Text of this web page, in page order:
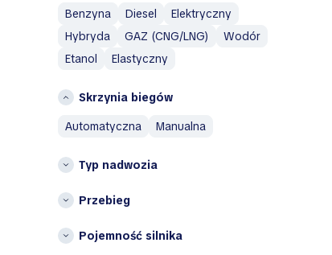
AMC
Aston Martin
Austin
Avatr
B
Bentley
Bestune
Bugatti
Litwa
Niemcy
Polska
Inne
Benzyna
Diesel
Elektryczny
Hybryda
GAZ (CNG/LNG)
Wodór
Etanol
Elastyczny
Skrzynia biegów
automatyczna
manualna
Typ nadwozia
Przebieg
Pojemność silnika